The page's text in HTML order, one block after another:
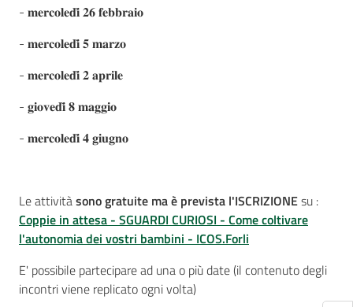
- 𝐦𝐞𝐫𝐜𝐨𝐥𝐞𝐝𝐢̀ 𝟐𝟔 𝐟𝐞𝐛𝐛𝐫𝐚𝐢𝐨
- 𝐦𝐞𝐫𝐜𝐨𝐥𝐞𝐝𝐢̀ 𝟓 𝐦𝐚𝐫𝐳𝐨
- 𝐦𝐞𝐫𝐜𝐨𝐥𝐞𝐝𝐢̀ 𝟐 𝐚𝐩𝐫𝐢𝐥𝐞
- 𝐠𝐢𝐨𝐯𝐞𝐝𝐢̀ 𝟖 𝐦𝐚𝐠𝐠𝐢𝐨
- 𝐦𝐞𝐫𝐜𝐨𝐥𝐞𝐝𝐢̀ 𝟒 𝐠𝐢𝐮𝐠𝐧𝐨
Le attivitàsono gratuite ma è prevista l'ISCRIZIONEsu :
Coppie in attesa - SGUARDI CURIOSI - Come coltivare
l'autonomia dei vostri bambini - ICOS.Forli
E' possibile partecipare ad una o più date (il contenuto degli
incontri viene replicato ogni volta)